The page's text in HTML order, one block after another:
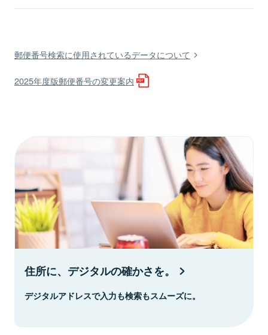
郵便番号検索に使用されているデータについて
2025年度版郵便番号の変更案内
住所に、デジタルの確かさを。
デジタルアドレスで入力も検索もスムーズに。